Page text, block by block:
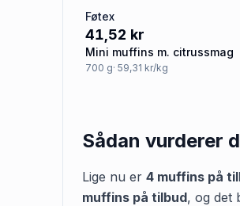
Føtex
41,52 kr
Mini muffins m. citrussmag
700 g· 59,31 kr/kg
Sådan vurderer
Lige nu er 4 muffins på
muffins på tilbud, og det